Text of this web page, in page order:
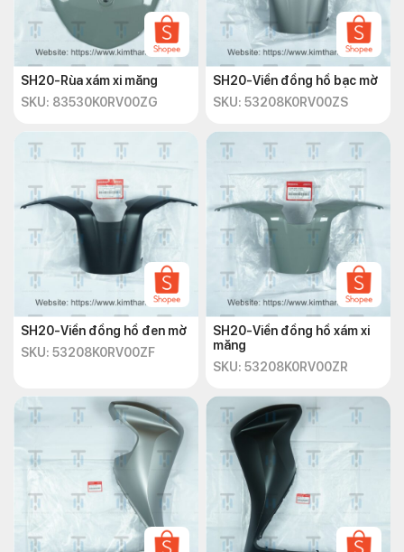
SH20-Rùa xám xi măng
SKU: 83530K0RV00ZG
SH20-Viền đồng hồ bạc mờ
SKU: 53208K0RV00ZS
SH20-Viền đồng hồ đen mờ
SKU: 53208K0RV00ZF
SH20-Viền đồng hồ xám xi
măng
SKU: 53208K0RV00ZR